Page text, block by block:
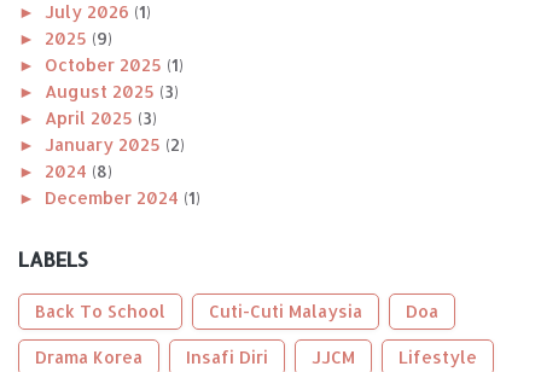
► July 2026 (1)
► 2025 (9)
► October 2025 (1)
► August 2025 (3)
► April 2025 (3)
► January 2025 (2)
► 2024 (8)
► December 2024 (1)
► October 2024
► April 2024 (1)
►January 2024(2)
►2023 (56)
LABELS
Back To School Cuti-Cuti Malaysia Doa
Drama Korea Insafi Diri JJCM Lifestyle